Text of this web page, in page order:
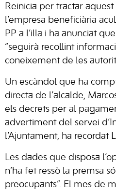
Reinicia per tractar
l’empresa beneficiària
PP a l’illa i ha anunciat
“seguirà recollint
coneixement de les
Un escàndol que ha
directa de l’alcalde,
els decrets per al
advertiment del servei
l’Ajuntament, ha recordat
Les dades que disposa
n’ha fet ressò la premsa
preocupants”. El mes de